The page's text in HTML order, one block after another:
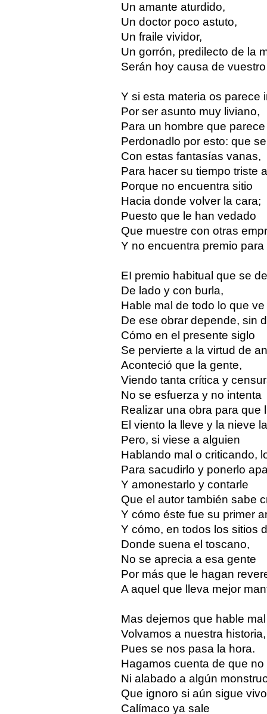
Un amante aturdido,
Un doctor poco astuto,
Un fraile vividor,
Un gorrón, predilecto de la
Serán hoy causa de
Y si esta materia os parece
Por ser asunto muy liviano,
Para un hombre que
Perdonadlo por esto: que
Con estas fantasías vanas,
Para hacer su tiempo triste
Porque no encuentra sitio
Hacia donde volver la cara;
Puesto que le han vedado
Que muestre con otras
Y no encuentra premio
EI premio habitual que se
De lado y con burla,
Hable mal de todo lo que
De ese obrar depende, sin
Cómo en el presente siglo
Se pervierte a la virtud de
Aconteció que la gente,
Viendo tanta crítica y
No se esfuerza y no intenta
Realizar una obra para que
El viento la lleve y la nieve
Pero, si viese a alguien
Hablando mal o criticando,
Para sacudirlo y ponerlo
Y amonestarlo y contarle
Que el autor también sabe
Y cómo éste fue su primer
Y cómo, en todos los sitios
Donde suena el toscano,
No se aprecia a esa gente
Por más que le hagan
A aquel que lleva mejor
Mas dejemos que hable
Volvamos a nuestra historia,
Pues se nos pasa la hora.
Hagamos cuenta de que
Ni alabado a algún
Que ignoro si aún sigue
Calímaco ya sale